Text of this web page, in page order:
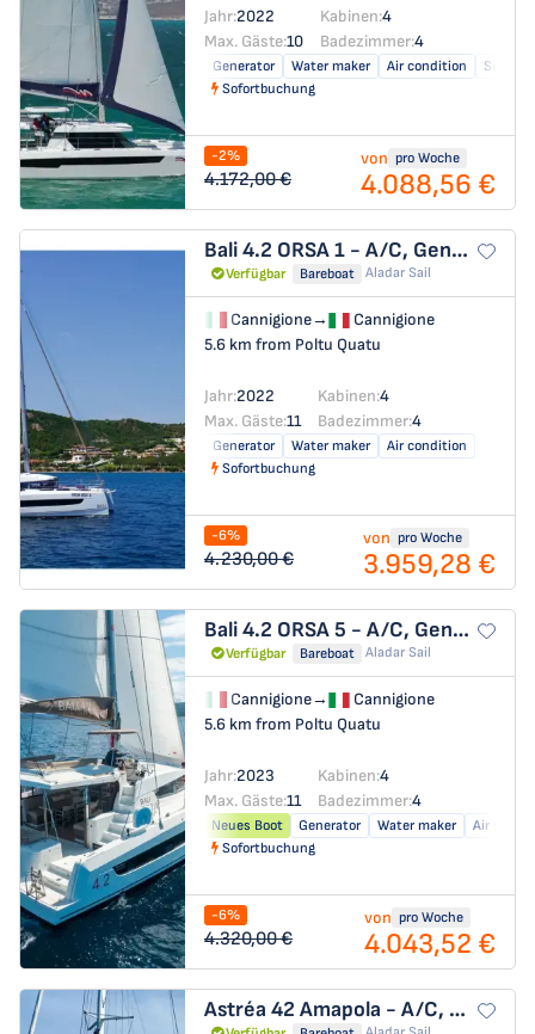
Jahr:2022 Kabinen:4
Max. Gäste:10 Badezimmer:4
Generator Water maker Air condition
Solar
Sofortbuchung
-2%
4.172,00 €
von pro Woche
4.088,56 €
Bali 4.2 ORSA 1 - A/C, Generator, Water maker
Verfügbar Bareboat Aladar Sail
Cannigione→
Cannigione
5.6 km from Poltu Quatu
Jahr:2022 Kabinen:4
Max. Gäste:11 Badezimmer:4
Generator Water maker
Air condition
Sofortbuchung
-6%
4.230,00 €
von pro Woche
3.959,28 €
Bali 4.2 ORSA 5 - A/C, Generator, Water maker
Verfügbar Bareboat Aladar Sail
Cannigione→
Cannigione
5.6 km from Poltu Quatu
Jahr:2023 Kabinen:4
Max. Gäste:11 Badezimmer:4
Neues Boot Generator Water maker
Air
Sofortbuchung
-6%
4.320,00 €
von pro Woche
4.043,52 €
Astréa 42 Amapola - A/C, Generator, Water maker. Solar panel